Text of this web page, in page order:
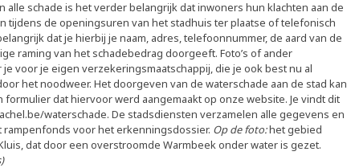
alle schade is het verder belangrijk dat inwoners hun klachten aan de
tijdens de openingsuren van het stadhuis ter plaatse of telefonisch
dat je hierbij je naam, adres, telefoonnummer, de aard van de
raming van het schadebedrag doorgeeft. Foto’s of ander
voor je eigen verzekeringsmaatschappij, die je ook best nu al
het noodweer. Het doorgeven van de waterschade aan de stad kan
formulier dat hiervoor werd aangemaakt op onze website. Je vindt dit
waterschade. De stadsdiensten verzamelen alle gegevens en
voor het erkenningsdossier. Op de foto:het gebied
dat door een overstroomde Warmbeek onder water is gezet.